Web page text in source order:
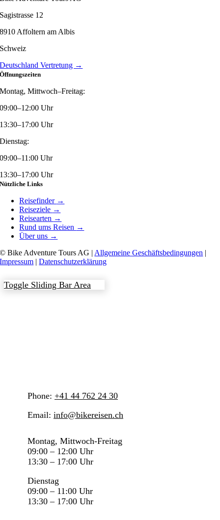
Sagistrasse 12
8910 Affoltern am Albis
Schweiz
Deutschland Vertretung →
Öffnungszeiten
Montag, Mittwoch–Freitag:
09:00–12:00 Uhr
13:30–17:00 Uhr
Dienstag:
09:00–11:00 Uhr
13:30–17:00 Uhr
Nützliche Links
Reisefinder →
Reiseziele →
Reisearten →
Rund ums Reisen →
Über uns →
© Bike Adventure Tours AG | Allgemeine Geschäftsbedingungen |
Impressum |Datenschutzerklärung
Toggle Sliding Bar Area
Phone: +41 44 762 24 30
Email: info@bikereisen.ch
Montag, Mittwoch-Freitag
09:00 – 12:00 Uhr
13:30 – 17:00 Uhr
Dienstag
09:00 – 11:00 Uhr
13:30 – 17:00 Uhr